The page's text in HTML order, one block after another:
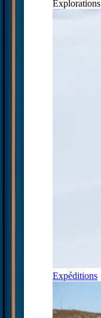
Explorations
Expéditions